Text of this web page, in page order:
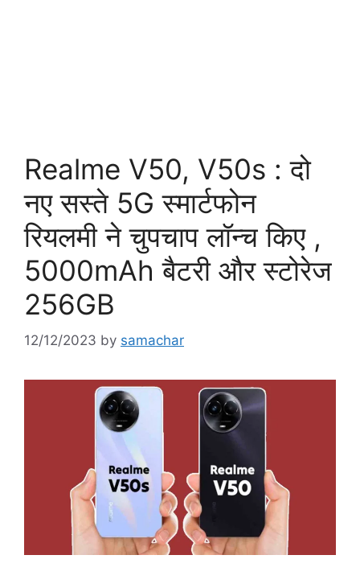
Realme V50, V50s : दो
नए सस्ते 5G स्मार्टफोन
रियलमी ने चुपचाप लॉन्च किए ,
5000mAh बैटरी और स्टोरेज
256GB
12/12/2023 by samachar